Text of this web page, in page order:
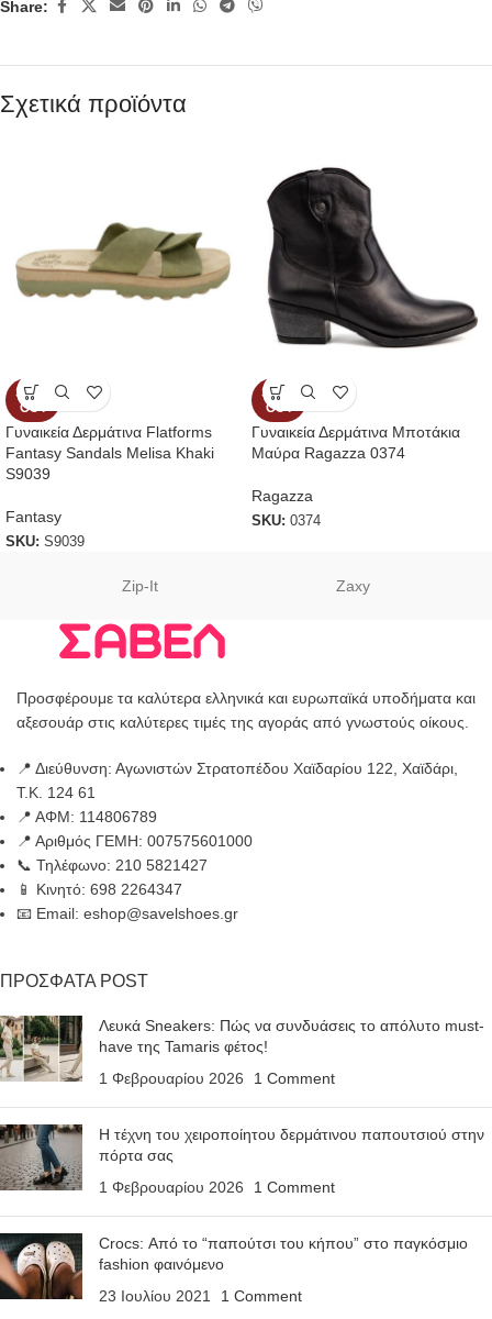
Share:
Σχετικά προϊόντα
SOLD
OUT
Γυναικεία Δερμάτινα Flatforms
Fantasy Sandals Melisa Khaki
S9039
Fantasy
SKU: S9039
SOLD
OUT
Γυναικεία Δερμάτινα Μποτάκια
Μαύρα Ragazza 0374
Ragazza
SKU: 0374
Zip-It Zaxy
Προσφέρουμε τα καλύτερα ελληνικά και ευρωπαϊκά υποδήματα και
αξεσουάρ στις καλύτερες τιμές της αγοράς από γνωστούς οίκους.
📍 Διεύθυνση: Αγωνιστών Στρατοπέδου Χαϊδαρίου 122, Χαϊδάρι,
Τ.Κ. 124 61
📍 ΑΦΜ: 114806789
📍 Αριθμός ΓΕΜΗ: 007575601000
📞 Τηλέφωνο: 210 5821427
📱 Κινητό: 698 2264347
📧 Email: eshop@savelshoes.gr
ΠΡΟΣΦΑΤΑ POST
Λευκά Sneakers: Πώς να συνδυάσεις το απόλυτο must-
have της Tamaris φέτος!
1 Φεβρουαρίου 2026
1 Comment
Η τέχνη του χειροποίητου δερμάτινου παπουτσιού στην
πόρτα σας
1 Φεβρουαρίου 2026
1 Comment
Crocs: Από το “παπούτσι του κήπου” στο παγκόσμιο
fashion φαινόμενο
23 Ιουλίου 2021
1 Comment